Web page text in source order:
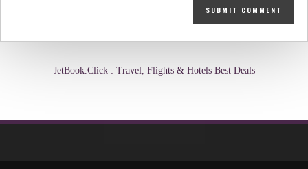
JetBook.Click : Travel, Flights & Hotels Best Deals